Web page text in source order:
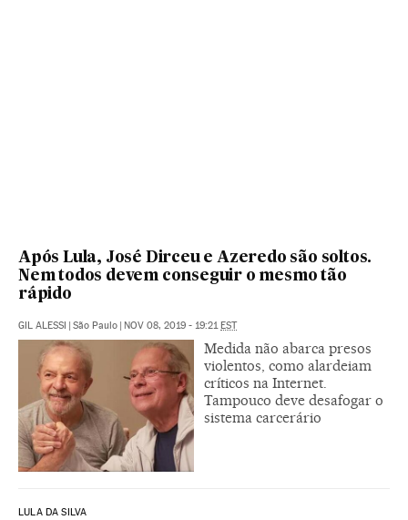
Após Lula, José Dirceu e Azeredo são soltos.
Nem todos devem conseguir o mesmo tão
rápido
GIL ALESSI São Paulo NOV 08, 2019 - 19:21 EST
Medida não abarca presos
violentos, como alardeiam
críticos na Internet.
Tampouco deve desafogar o
sistema carcerário
LULA DA SILVA